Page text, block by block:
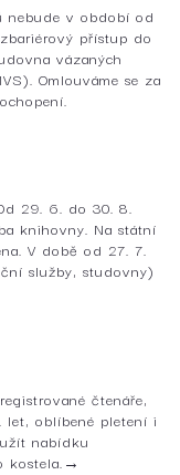
nebude v období od
přístup do
vázaných
Omlouváme se za
29. 6. do 30. 8.
knihovny. Na státní
V době od 27. 7.
služby, studovny)
čtenáře,
oblíbené pletení i
nabídku
kostela.→